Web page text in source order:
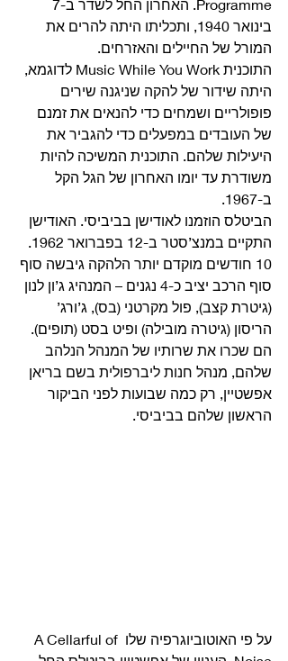
בינואר 1940, ותכליתו היתה להרים את
המורל של החיילים והאזרחים.
התוכנית Music While You Work לדוגמא,
היתה שידור של להקה שניגנה שירים
פופולריים ושמחים כדי להנאים את זמנם
של העובדים במפעלים כדי להגביר את
היעילות שלהם. התוכנית המשיכה להיות
משודרת עד יומו האחרון של הגל הקל
ב-1967.
הביטלס הוזמנו לאודישן בביביסי. האודישן
התקיים במנצ’סטר ב-12 בפברואר 1962.
10 חודשים מוקדם יותר הלהקה גיבשה סוף
סוף הרכב יציב כ-4 נגנים – המנהיג ג’ון לנון
(גיטרת קצב), פול מקרטני (בס), ג’ורג’
הריסון (גיטרה מובילה) ופיט בסט (תופים).
הם שכרו את שרותיו של המנהל הנלהב
שלהם, מנהל חנות ליברפולית בשם בריאן
אפשטיין, רק כמה שבועות לפני הביקור
הראשון שלהם בביביסי.
על פי האוטוביוגרפיה שלו A Cellarful of